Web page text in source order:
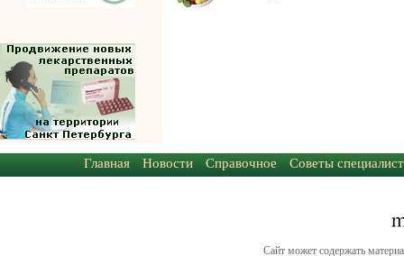
Главная Новости Справочное Советы
Сайт может содержать